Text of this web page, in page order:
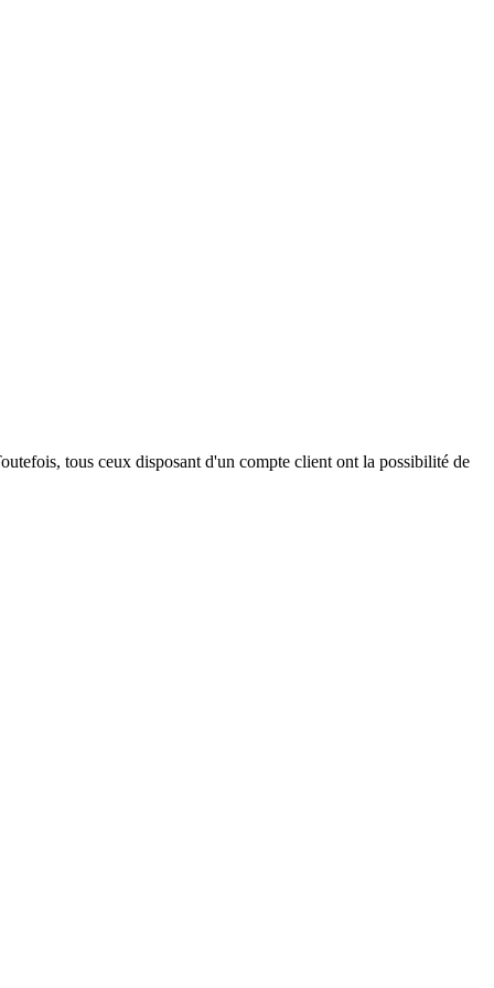
tous ceux disposant d'un compte client ont la possibilité de